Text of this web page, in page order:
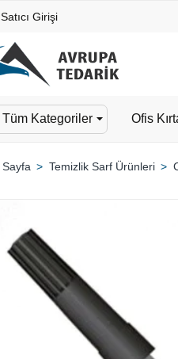
Satıcı Girişi
Tüm Kategoriler Ofis
Temizlik Sarf Ürünleri